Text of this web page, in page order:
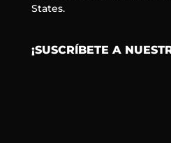
States.
¡SUSCRÍBETE A